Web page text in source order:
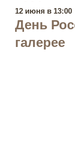
12 июня в 13:00
День
галерее